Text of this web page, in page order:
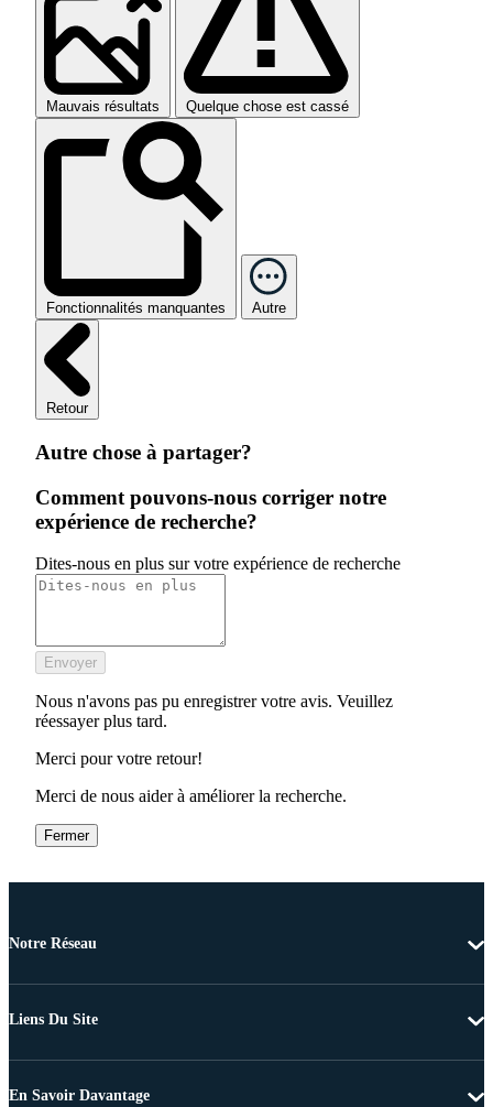
Mauvais résultats Quelque chose est cassé
Fonctionnalités manquantes Autre
Retour
Autre chose à partager?
Comment pouvons-nous corriger notre
expérience de recherche?
Dites-nous en plus sur votre expérience de recherche
Envoyer
Nous n'avons pas pu enregistrer votre avis. Veuillez
réessayer plus tard.
Merci pour votre retour!
Merci de nous aider à améliorer la recherche.
Fermer
Notre Réseau
Liens Du Site
En Savoir Davantage